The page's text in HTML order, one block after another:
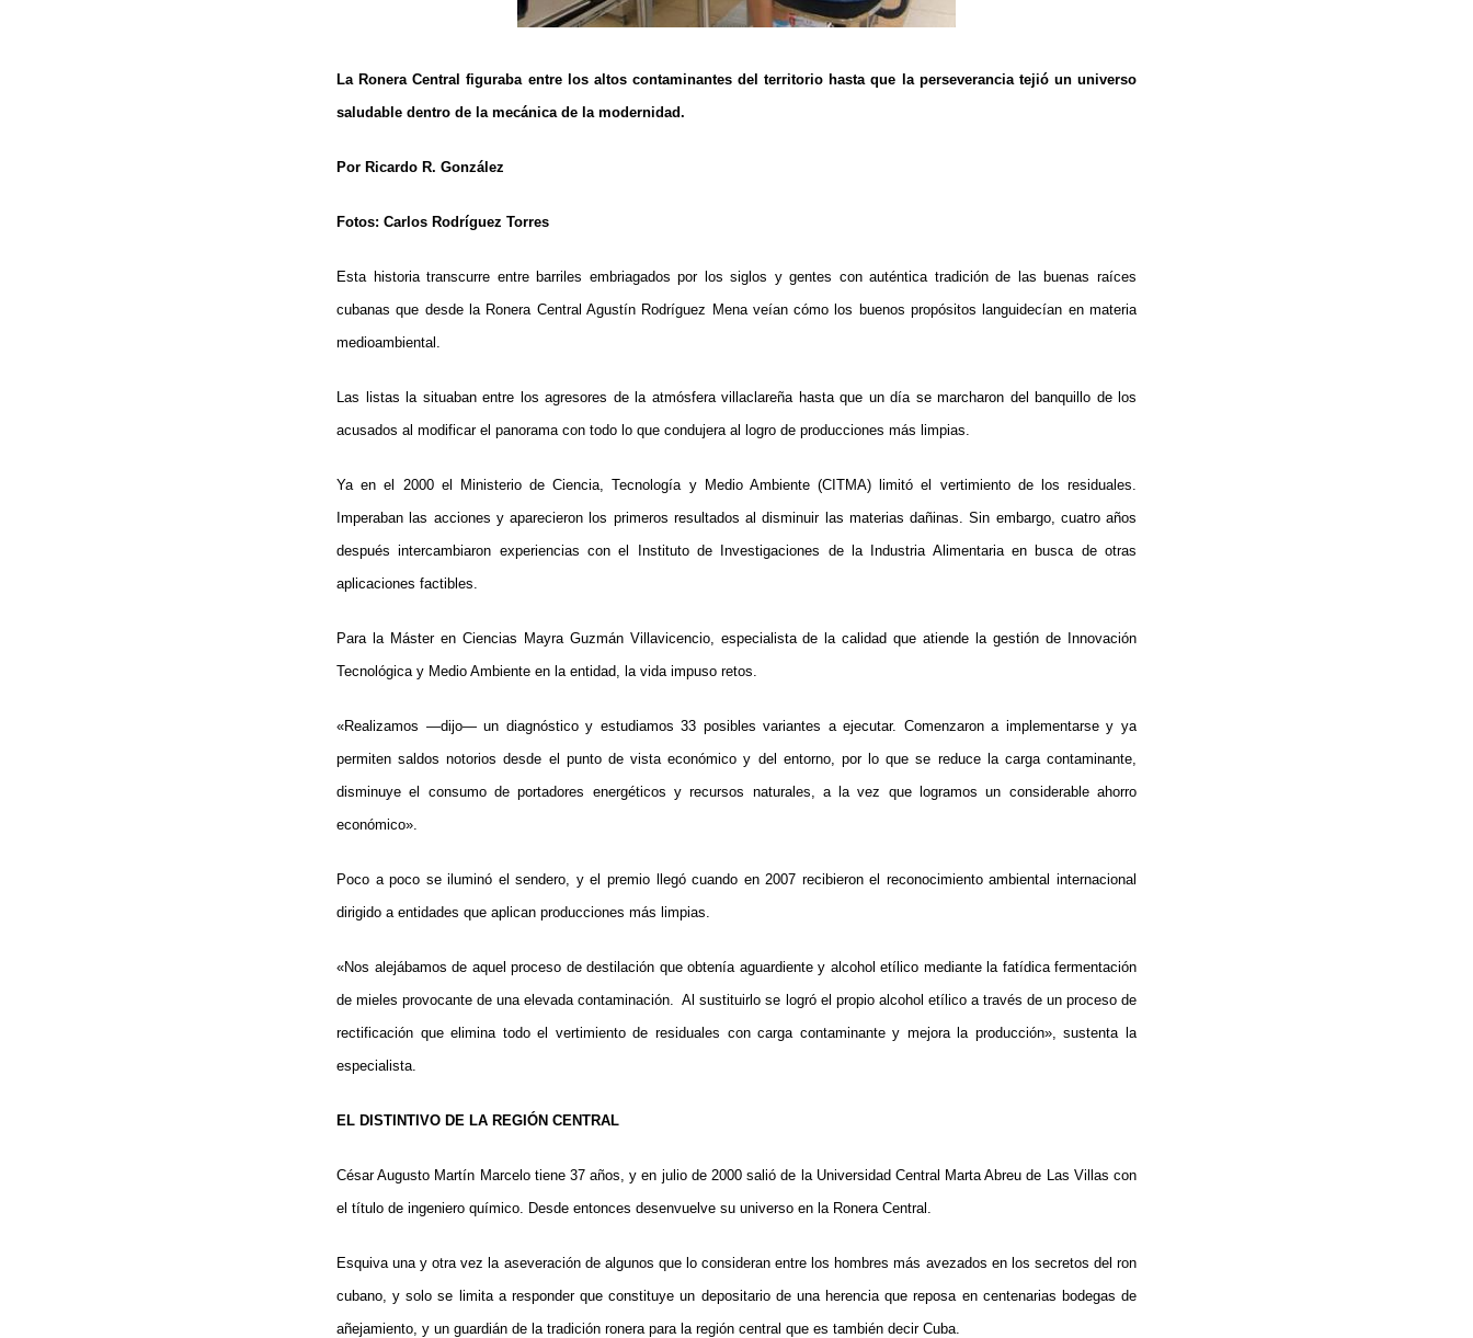
La Ronera Central figuraba entre los altos contaminantes del territorio hasta que la perseverancia tejió un universo
saludable dentro de la mecánica de la modernidad.
Por Ricardo R. González
Fotos: Carlos Rodríguez Torres
Esta historia transcurre entre barriles embriagados por los siglos y gentes con auténtica tradición de las buenas raíces
cubanas que desde la Ronera Central Agustín Rodríguez Mena veían cómo los buenos propósitos languidecían en materia
medioambiental.
Las listas la situaban entre los agresores de la atmósfera villaclareña hasta que un día se marcharon del banquillo de los
acusados al modificar el panorama con todo lo que condujera al logro de producciones más limpias.
Ya en el 2000 el Ministerio de Ciencia, Tecnología y Medio Ambiente (CITMA) limitó el vertimiento de los residuales.
Imperaban las acciones y aparecieron los primeros resultados al disminuir las materias dañinas. Sin embargo, cuatro años
después intercambiaron experiencias con el Instituto de Investigaciones de la Industria Alimentaria en busca de otras
aplicaciones factibles.
Para la Máster en Ciencias Mayra Guzmán Villavicencio, especialista de la calidad que atiende la gestión de Innovación
Tecnológica y Medio Ambiente en la entidad, la vida impuso retos.
«Realizamos —dijo— un diagnóstico y estudiamos 33 posibles variantes a ejecutar. Comenzaron a implementarse y ya
permiten saldos notorios desde el punto de vista económico y del entorno, por lo que se reduce la carga contaminante,
disminuye el consumo de portadores energéticos y recursos naturales, a la vez que logramos un considerable ahorro
económico».
Poco a poco se iluminó el sendero, y el premio llegó cuando en 2007 recibieron el reconocimiento ambiental internacional
dirigido a entidades que aplican producciones más limpias.
«Nos alejábamos de aquel proceso de destilación que obtenía aguardiente y alcohol etílico mediante la fatídica fermentación
de mieles provocante de una elevada contaminación. Al sustituirlo se logró el propio alcohol etílico a través de un proceso de
rectificación que elimina todo el vertimiento de residuales con carga contaminante y mejora la producción», sustenta la
especialista.
EL DISTINTIVO DE LA REGIÓN CENTRAL
César Augusto Martín Marcelo tiene 37 años, y en julio de 2000 salió de la Universidad Central Marta Abreu de Las Villas con
el título de ingeniero químico. Desde entonces desenvuelve su universo en la Ronera Central.
Esquiva una y otra vez la aseveración de algunos que lo consideran entre los hombres más avezados en los secretos del ron
cubano, y solo se limita a responder que constituye un depositario de una herencia que reposa en centenarias bodegas de
añejamiento, y un guardián de la tradición ronera para la región central que es también decir Cuba.